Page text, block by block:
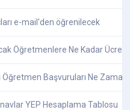
e-mail'den öğrenilecek
Öğretmenlere Ne Kadar Ücret
Öğretmen Başvuruları Ne
YEP Hesaplama Tablosu